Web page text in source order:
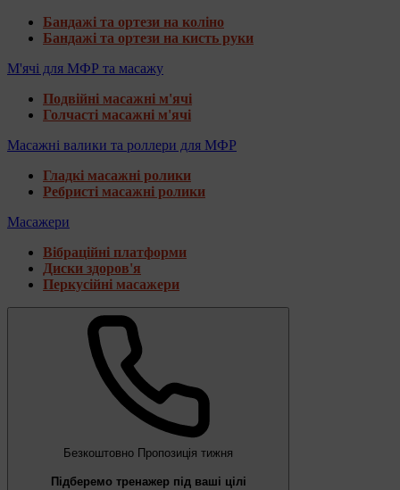
Бандажі та ортези на коліно
Бандажі та ортези на кисть руки
М'ячі для МФР та масажу
Подвійні масажні м'ячі
Голчасті масажні м'ячі
Масажні валики та роллери для МФР
Гладкі масажні ролики
Ребристі масажні ролики
Масажери
Вібраційні платформи
Диски здоров'я
Перкусійні масажери
Безкоштовно Пропозиція тижня
Підберемо тренажер під ваші цілі